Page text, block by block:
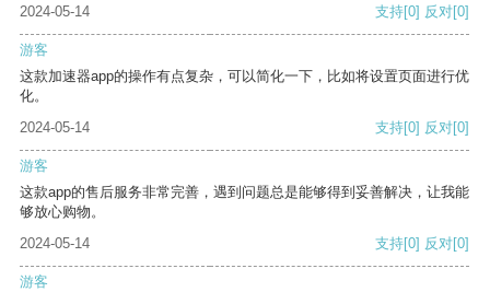
2024-05-14 支持[0] 反对[0]
游客
这款加速器app的操作有点复杂，可以简化一下，比如将设置页面进行优
化。
2024-05-14
支持[0] 反对[0]
游客
这款app的售后服务非常完善，遇到问题总是能够得到妥善解决，让我能
够放心购物。
2024-05-14
支持[0] 反对[0]
游客